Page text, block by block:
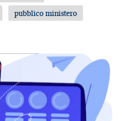
pubblico ministero